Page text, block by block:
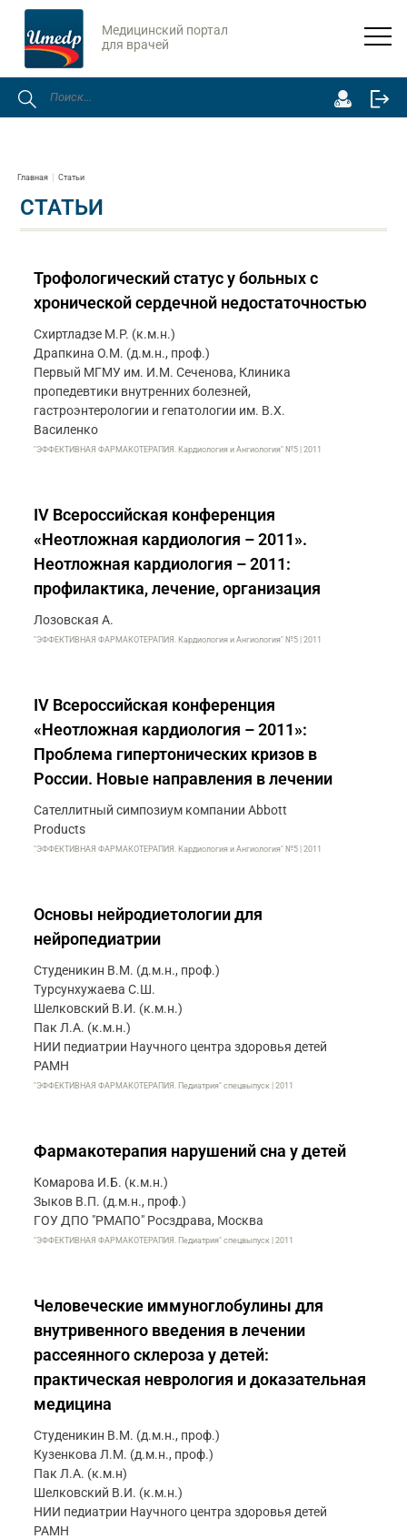
Медицинский портал
для врачей
Главная Статьи
СТАТЬИ
Трофологический статус у больных с
хронической сердечной недостаточностью
Схиртладзе М.Р. (к.м.н.)
Драпкина О.М. (д.м.н., проф.)
Первый МГМУ им. И.М. Сеченова, Клиника
пропедевтики внутренних болезней,
гастроэнтерологии и гепатологии им. В.Х.
Василенко
"ЭФФЕКТИВНАЯ ФАРМАКОТЕРАПИЯ. Кардиология и Ангиология" №5 | 2011
IV Всероссийская конференция
«Неотложная кардиология – 2011».
Неотложная кардиология – 2011:
профилактика, лечение, организация
Лозовская А.
"ЭФФЕКТИВНАЯ ФАРМАКОТЕРАПИЯ. Кардиология и Ангиология" №5 | 2011
IV Всероссийская конференция
«Неотложная кардиология – 2011»:
Проблема гипертонических кризов в
России. Новые направления в лечении
Сателлитный симпозиум компании Abbott
Products
"ЭФФЕКТИВНАЯ ФАРМАКОТЕРАПИЯ. Кардиология и Ангиология" №5 | 2011
Основы нейродиетологии для
нейропедиатрии
Студеникин В.М. (д.м.н., проф.)
Турсунхужаева С.Ш.
Шелковский В.И. (к.м.н.)
Пак Л.А. (к.м.н.)
НИИ педиатрии Научного центра здоровья детей
РАМН
"ЭФФЕКТИВНАЯ ФАРМАКОТЕРАПИЯ. Педиатрия" спецвыпуск | 2011
Фармакотерапия нарушений сна у детей
Комарова И.Б. (к.м.н.)
Зыков В.П. (д.м.н., проф.)
ГОУ ДПО "РМАПО" Росздрава, Москва
"ЭФФЕКТИВНАЯ ФАРМАКОТЕРАПИЯ. Педиатрия" спецвыпуск | 2011
Человеческие иммуноглобулины для
внутривенного введения в лечении
рассеянного склероза у детей:
практическая неврология и доказательная
медицина
Студеникин В.М. (д.м.н., проф.)
Кузенкова Л.М. (д.м.н., проф.)
Пак Л.А. (к.м.н)
Шелковский В.И. (к.м.н.)
НИИ педиатрии Научного центра здоровья детей
РАМН